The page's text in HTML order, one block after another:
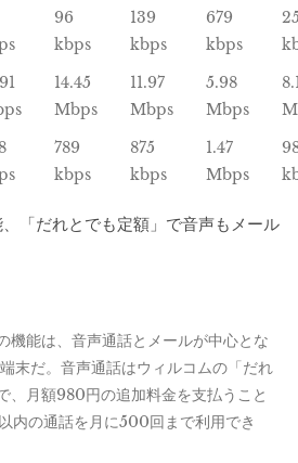
96
kbps
139
kbps
679
kbps
14.45
Mbps
11.97
Mbps
5.98
Mbps
789
kbps
875
kbps
1.47
Mbps
「だれとでも定額」で音声もメール
機能は、音声通話とメールが中心とな
末だ。音声通話はウィルコムの「だれ
、月額980円の追加料金を支払うこと
内の通話を月に500回まで利用でき